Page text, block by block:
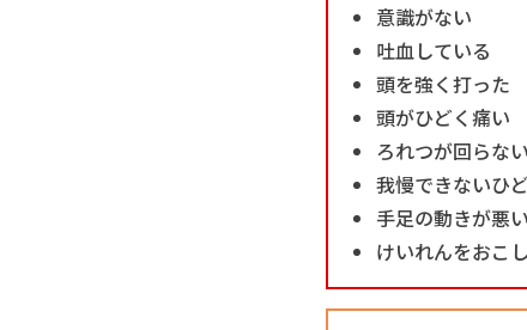
意識がない
吐血している
頭を強く打った
頭がひどく痛い
ろれつが回らない
我慢できないひ
手足の動きが悪
けいれんをおこ